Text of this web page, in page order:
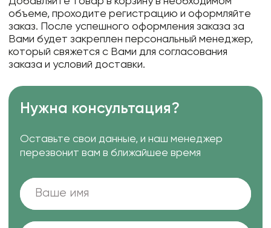
объеме, проходите регистрацию и оформляйте
заказ. После успешного оформления заказа за
Вами будет закреплен персональный менеджер,
который свяжется с Вами для согласования
заказа и условий доставки.
Нужна консультация?
Оставьте свои данные, и наш менеджер
перезвонит вам в ближайшее время